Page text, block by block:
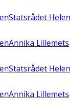
Statsrådet
Annika Lillemets
Statsrådet
Annika Lillemets